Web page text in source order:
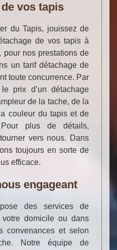
vos tapis
du Tapis, jouissez de
de vos tapis à
pour nos prestations de
un tarif détachage de
toute concurrence. Par
prix d’un détachage
de la tache, de la
couleur du tapis et de
plus de détails,
vers nous. Dans
toujours en sorte de
efficace.
engageant
des services de
domicile ou dans
convenances et selon
Notre équipe de